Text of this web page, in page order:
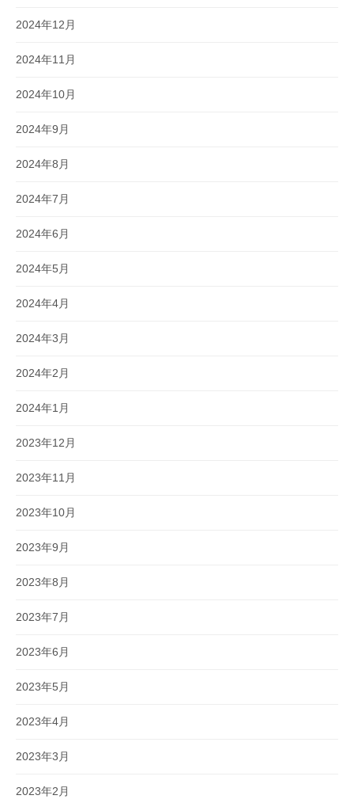
2024年12月
2024年11月
2024年10月
2024年9月
2024年8月
2024年7月
2024年6月
2024年5月
2024年4月
2024年3月
2024年2月
2024年1月
2023年12月
2023年11月
2023年10月
2023年9月
2023年8月
2023年7月
2023年6月
2023年5月
2023年4月
2023年3月
2023年2月